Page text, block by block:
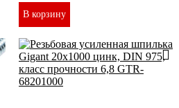
В корзину